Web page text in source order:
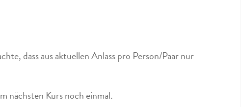
dass aus aktuellen Anlass pro Person/Paar nur
nächsten Kurs noch einmal.